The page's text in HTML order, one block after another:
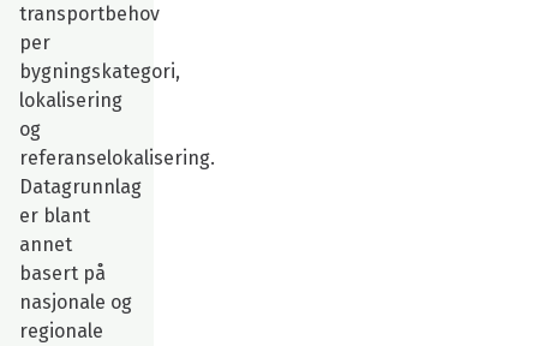
transportbehov
per
bygningskategori,
lokalisering
og
referanselokalisering.
Datagrunnlag
er blant
annet
basert på
nasjonale og
regionale